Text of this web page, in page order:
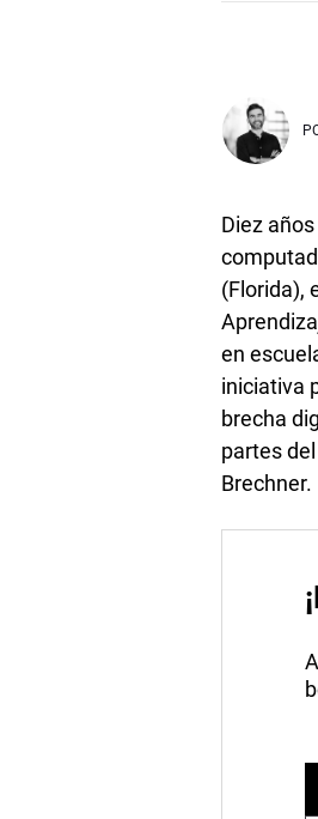
Diez
(Florida),
en
iniciativa
brecha
partes
Brechner.